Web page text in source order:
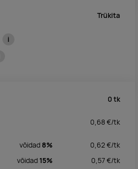
Trükita
i
0 tk
0,68€/tk
võidad 8% 0,62€/tk
võidad 15% 0,57€/tk